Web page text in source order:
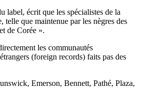
label, écrit que les spécialistes de la
telle que maintenue par les nègres des
de Corée ».
les communautés
(foreign records) faits pas des
Emerson, Bennett, Pathé, Plaza,